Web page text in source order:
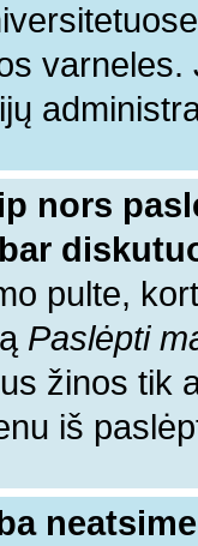
nors
pulte,
Paslėpti
žinos tik
iš